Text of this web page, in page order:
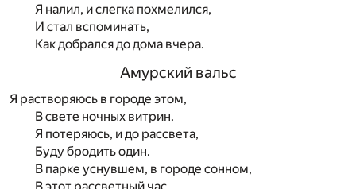
Я налил, и слегка похмелился,
И стал вспоминать,
Как добрался до дома вчера.
Амурский вальс
Я растворяюсь в городе этом,
В свете ночных витрин.
Я потеряюсь, и до рассвета,
Буду бродить один.
В парке уснувшем, в городе сонном,